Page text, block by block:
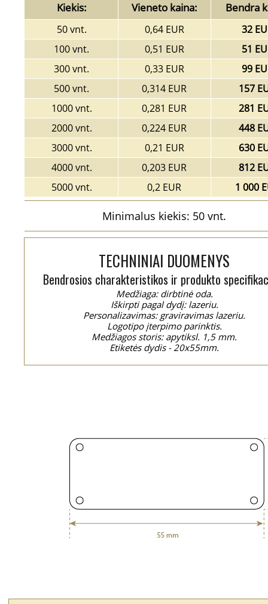
Kiekis: Vieneto kaina: Bendra
50 vnt. 0,64 EUR
32
100 vnt.
0,51 EUR
51
300 vnt.
0,33 EUR
99
500 vnt.
0,314 EUR
157
1000 vnt.
0,281 EUR
281
2000 vnt.
0,224 EUR
448
3000 vnt.
0,21 EUR
630
4000 vnt.
0,203 EUR
812
5000 vnt.
0,2 EUR 1 000
Minimalus kiekis: 50 vnt.
TECHNINIAI DUOMENYS
Bendrosios charakteristikos ir produkto
Medžiaga: dirbtinė oda.
Iškirpti pagal dydį: lazeriu.
Personalizavimas: graviravimas lazeriu.
Logotipo įterpimo parinktis.
Medžiagos storis: apytiksl. 1,5 mm.
Etiketės dydis - 20x55mm.